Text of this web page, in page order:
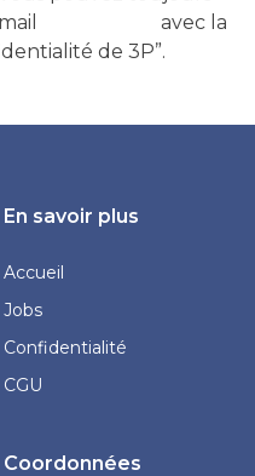
avec la
de 3P”.
En savoir plus
Accueil
Jobs
Confidentialité
CGU
Coordonnées